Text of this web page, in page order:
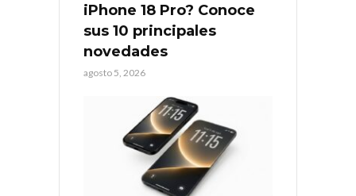
iPhone 18 Pro? Conoce
sus 10 principales
novedades
agosto 5, 2026